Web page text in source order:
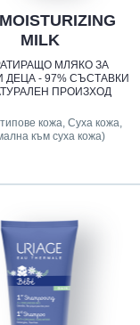
MILK
МЛЯКО ЗА
ДЕЦА - 97% СЪСТАВКИ
ПРОИЗХОД
кожа, Суха кожа,
към суха кожа)